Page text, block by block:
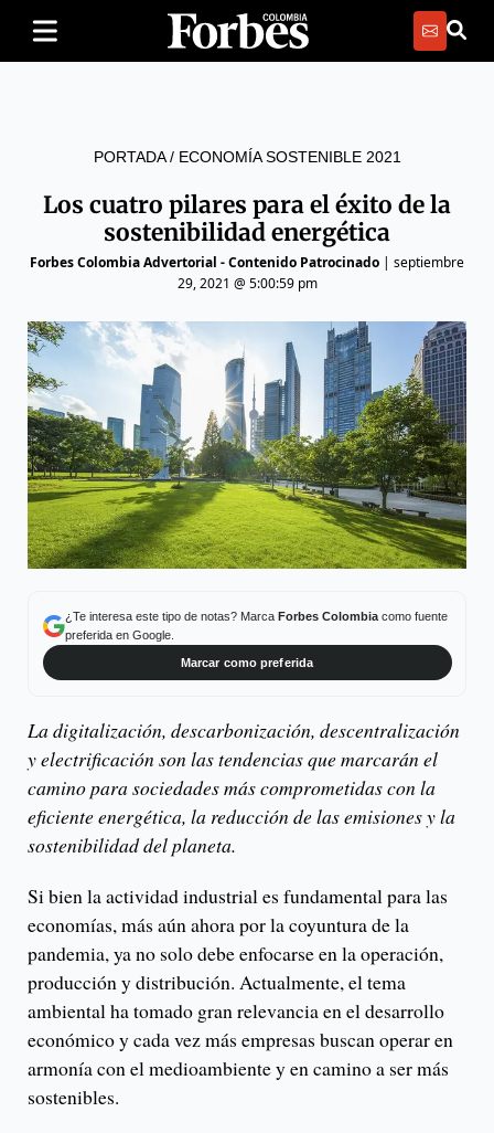
PORTADA/ ECONOMÍA SOSTENIBLE 2021
Los cuatro pilares para el éxito de la
sostenibilidad energética
Forbes Colombia Advertorial - Contenido Patrocinado | septiembre
29, 2021 @ 5:00:59 pm
¿Te interesa este tipo de notas? Marca Forbes Colombiacomo fuente
preferida en Google.
Marcar como preferida
La digitalización, descarbonización, descentralización
y electrificación son las tendencias que marcarán el
camino para sociedades más comprometidas con la
eficiente energética, la reducción de las emisiones y la
sostenibilidad del planeta.
Si bien la actividad industrial es fundamental para las
economías, más aún ahora por la coyuntura de la
pandemia, ya no solo debe enfocarse en la operación,
producción y distribución. Actualmente, el tema
ambiental ha tomado gran relevancia en el desarrollo
económico y cada vez más empresas buscan operar en
armonía con el medioambiente y en camino a ser más
sostenibles.